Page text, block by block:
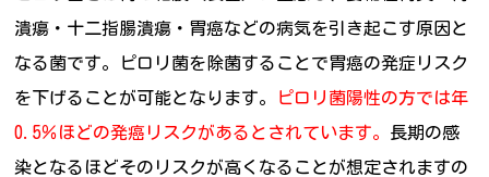
潰瘍・十二指腸潰瘍・胃癌などの病気を引き起こす原因と
なる菌です。ピロリ菌を除菌することで胃癌の発症リスク
を下げることが可能となります。
ピロリ菌陽性の方では年
0.5％ほどの発癌リスクがあるとされています。 長期の感
染となるほどそのリスクが高くなることが想定されますの